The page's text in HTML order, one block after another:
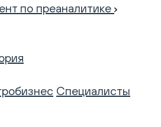
по преаналитике
Специалисты